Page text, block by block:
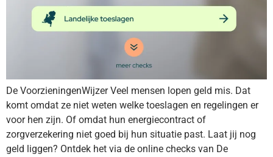
De VoorzieningenWijzer Veel mensen lopen geld mis. Dat
komt omdat ze niet weten welke toeslagen en regelingen er
voor hen zijn. Of omdat hun energiecontract of
zorgverzekering niet goed bij hun situatie past. Laat jij nog
geld liggen? Ontdek het via de online checks van De